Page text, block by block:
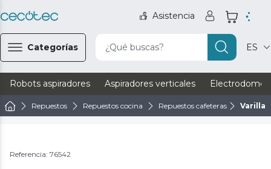
Asistencia
Categorías ¿Qué buscas? ES
Robots aspiradores Aspiradores verticales
Repuestos Repuestos cocina Repuestos cafeteras Varilla
Referencia: 76542